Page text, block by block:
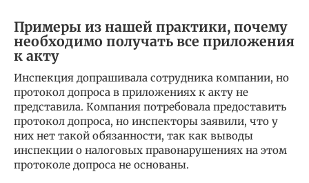
Примеры из нашей практики, почему
необходимо получать все приложения
к акту
Инспекция допрашивала сотрудника компании, но
протокол допроса в приложениях к акту не
представила. Компания потребовала предоставить
протокол допроса, но инспекторы заявили, что у
них нет такой обязанности, так как выводы
инспекции о налоговых правонарушениях на этом
протоколе допроса не основаны.